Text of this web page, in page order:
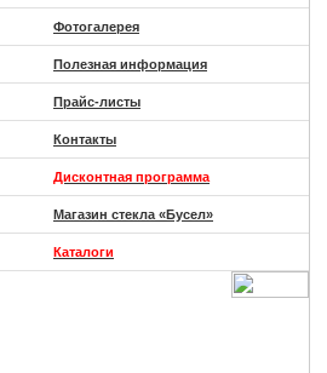
Фотогалерея
Полезная информация
Прайс-листы
Контакты
Дисконтная программа
Магазин стекла «Бусел»
Каталоги